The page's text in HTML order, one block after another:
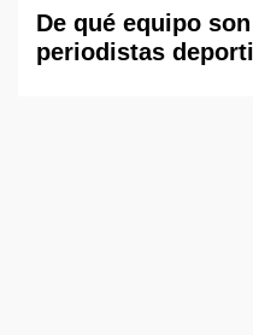
De qué equipo
periodistas